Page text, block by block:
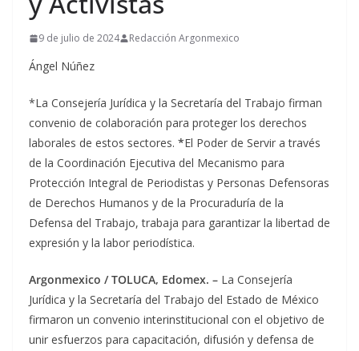
9 de julio de 2024 Redacción Argonmexico
Ángel Núñez
*La Consejería Jurídica y la Secretaría del Trabajo firman
convenio de colaboración para proteger los derechos
laborales de estos sectores. *El Poder de Servir a través
de la Coordinación Ejecutiva del Mecanismo para
Protección Integral de Periodistas y Personas Defensoras
de Derechos Humanos y de la Procuraduría de la
Defensa del Trabajo, trabaja para garantizar la libertad de
expresión y la labor periodística.
Argonmexico / TOLUCA, Edomex. – La Consejería
Jurídica y la Secretaría del Trabajo del Estado de México
firmaron un convenio interinstitucional con el objetivo de
unir esfuerzos para capacitación, difusión y defensa de